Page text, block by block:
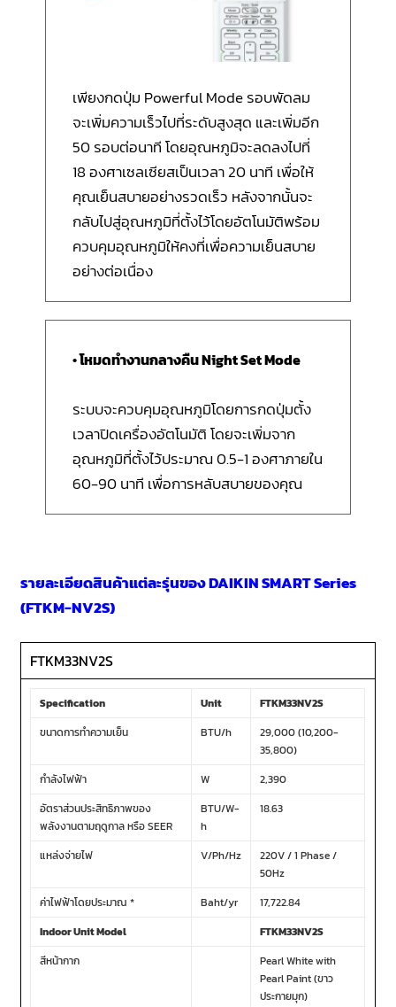
เพียงกดปุ่ม Powerful Mode รอบพัดลม
จะเพิ่มความเร็วไปที่ระดับสูงสุด และเพิ่มอีก
50 รอบต่อนาที โดยอุณหภูมิจะลดลงไปที่
18 องศาเซลเซียสเป็นเวลา 20 นาที เพื่อให้
คุณเย็นสบายอย่างรวดเร็ว หลังจากนั้นจะ
กลับไปสู่อุณหภูมิที่ตั้งไว้โดยอัตโนมัติพร้อม
ควบคุมอุณหภูมิให้คงที่เพื่อความเย็นสบาย
อย่างต่อเนื่อง
• โหมดทำงานกลางคืน Night Set Mode
ระบบจะควบคุมอุณหภูมิโดยการกดปุ่มตั้ง
เวลาปิดเครื่องอัตโนมัติ โดยจะเพิ่มจาก
อุณหภูมิที่ตั้งไว้ประมาณ 0.5-1 องศาภายใน
60-90 นาที เพื่อการหลับสบายของคุณ
รายละเอียดสินค้าแต่ละรุ่นของ DAIKIN SMART Series
(FTKM-NV2S)
FTKM33NV2S
Specification Unit
FTKM33NV2S
ขนาดการทำความเย็น
BTU/h
29,000 (10,200-
35,800)
กำลังไฟฟ้า
W
2,390
อัตราส่วนประสิทธิภาพของ
พลังงานตามฤดูกาล หรือ SEER
BTU/W-
h
18.63
แหล่งจ่ายไฟ V/Ph/Hz
220V / 1 Phase /
50Hz
ค่าไฟฟ้าโดยประมาณ *
Baht/yr
17,722.84
Indoor Unit Model
FTKM33NV2S
สีหน้ากาก
Pearl White with
Pearl Paint (ขาว
ประกายมุก)